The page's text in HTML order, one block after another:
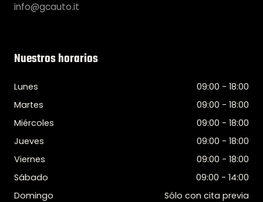
info@gcauto.it
Nuestros horarios
Lunes
09:00 - 18:00
Martes
09:00 - 18:00
Miércoles
09:00 - 18:00
Jueves
09:00 - 18:00
Viernes
09:00 - 18:00
Sábado
09:00 - 14:00
Domingo
Sólo con cita previa